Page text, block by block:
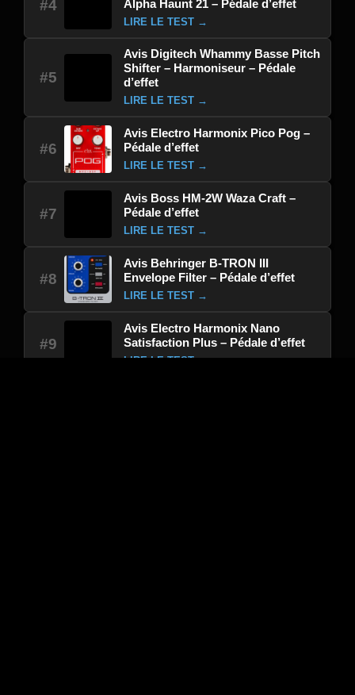
#4
Alpha Haunt 21 – Pédale d’effet
LIRE LE TEST →
#5
Avis Digitech Whammy Basse Pitch
Shifter – Harmoniseur – Pédale
d’effet
LIRE LE TEST →
#6
Avis Electro Harmonix Pico Pog –
Pédale d’effet
LIRE LE TEST →
#7
Avis Boss HM-2W Waza Craft –
Pédale d’effet
LIRE LE TEST →
#8
Avis Behringer B-TRON III
Envelope Filter – Pédale d’effet
LIRE LE TEST →
#9
Avis Electro Harmonix Nano
Satisfaction Plus – Pédale d’effet
LIRE LE TEST →